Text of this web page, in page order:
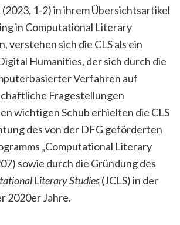
1-2) in ihrem Übersichtsartikel
in Computational Literary
verstehen sich die CLS als ein
Humanities, der sich durch die
Verfahren auf
Fragestellungen
wichtigen Schub erhielten die CLS
des von der DFG geförderten
„Computational Literary
sowie durch die Gründung des
Literary Studies(JCLS) in der
2020er Jahre.